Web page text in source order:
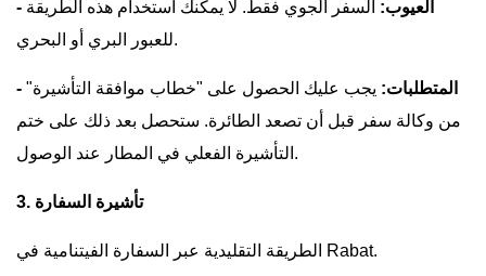
- العيوب: السفر الجوي فقط. لا يمكنك استخدام هذه الطريقة
للعبور البري أو البحري.
- المتطلبات: يجب عليك الحصول على "خطاب موافقة التأشيرة"
من وكالة سفر قبل أن تصعد الطائرة. ستحصل بعد ذلك على ختم
التأشيرة الفعلي في المطار عند الوصول.
3. تأشيرة السفارة
الطريقة التقليدية عبر السفارة الفيتنامية في Rabat.